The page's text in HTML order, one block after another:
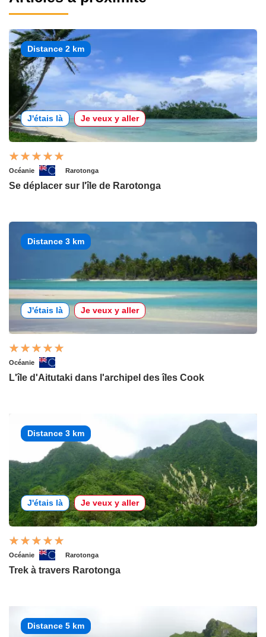
Distance 2 km
J'étais là Je veux y aller
Océanie Rarotonga
Se déplacer sur l'île de Rarotonga
Distance 3 km
J'étais là Je veux y aller
Océanie
L'île d'Aitutaki dans l'archipel des îles Cook
Distance 3 km
J'étais là Je veux y aller
Océanie Rarotonga
Trek à travers Rarotonga
Distance 5 km